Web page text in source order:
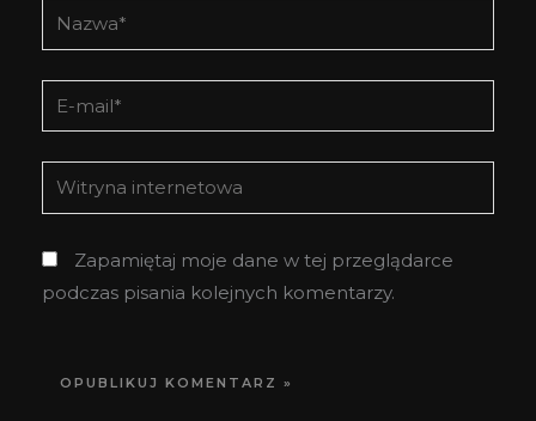
Nazwa*
E-
mail*
Witryna
internetowa
Zapamiętaj moje dane w tej przeglądarce
podczas pisania kolejnych komentarzy.